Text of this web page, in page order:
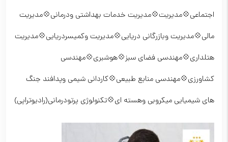
اجتماعی💠مدیریت💠مدیریت خدمات بهداشتی ودرمانی💠مدیریت
مالی💠مدیریت وبازرگانی دریایی💠مدیریت وکمیسردریایی💠مدیریت
هتلداری💠مهندسی فضای سبز💠هوشبری💠مهندسی
کشاورزی💠مهندسی منابع طبیعی💠کاردانی شیمی وپدافند جنگ
های شیمیایی میکروبی وهسته ای💠تکنولوژی پرتودرمانی(رادیوتراپی)